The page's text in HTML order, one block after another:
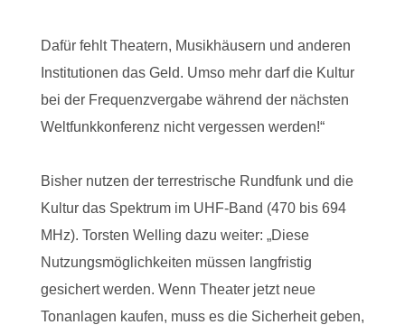
Dafür fehlt Theatern, Musikhäusern und anderen
Institutionen das Geld. Umso mehr darf die Kultur
bei der Frequenzvergabe während der nächsten
Weltfunkkonferenz nicht vergessen werden!“
Bisher nutzen der terrestrische Rundfunk und die
Kultur das Spektrum im UHF-Band (470 bis 694
MHz). Torsten Welling dazu weiter: „Diese
Nutzungsmöglichkeiten müssen langfristig
gesichert werden. Wenn Theater jetzt neue
Tonanlagen kaufen, muss es die Sicherheit geben,